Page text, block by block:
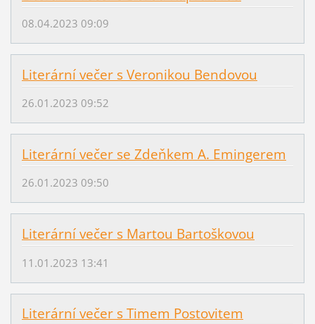
08.04.2023 09:09
Literární večer s Veronikou Bendovou
26.01.2023 09:52
Literární večer se Zdeňkem A. Emingerem
26.01.2023 09:50
Literární večer s Martou Bartoškovou
11.01.2023 13:41
Literární večer s Timem Postovitem